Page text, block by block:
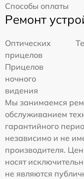
Способы оплаты
Ремонт
Оптических
прицелов
Прицелов
ночного
видения
Мы занимаемся
обслуживанием
гарантийного
независимо и не
производителя.
носят
не являются